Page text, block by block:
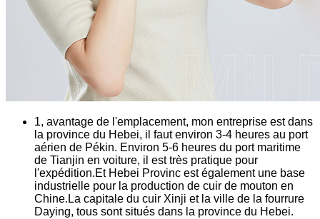
1, avantage de l'emplacement, mon entreprise est dans
la province du Hebei, il faut environ 3-4 heures au port
aérien de Pékin. Environ 5-6 heures du port maritime
de Tianjin en voiture, il est très pratique pour
l'expédition.Et Hebei Provinc est également une base
industrielle pour la production de cuir de mouton en
Chine.La capitale du cuir Xinji et la ville de la fourrure
Daying, tous sont situés dans la province du Hebei.